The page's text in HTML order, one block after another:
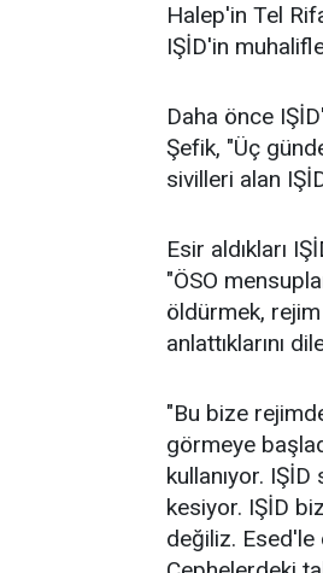
Halep'in Tel
IŞİD'in
Daha önce
Şefik, "Üç
sivilleri alan
Esir aldıkları
"ÖSO
öldürmek,
anlattıklarını
"Bu bize
görmeye
kullanıyor. IŞİD
kesiyor. IŞİD
değiliz. Esed'le